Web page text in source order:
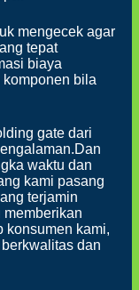
mengecek agar
tepat
biaya
bila
gate dari
waktu dan
kami pasang
terjamin
memberikan
konsumen kami,
dan